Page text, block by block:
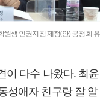
생 인권지침 제정(안) 공청회 유
이 다수 나왔다. 최윤
성애자 친구랑 잘 알